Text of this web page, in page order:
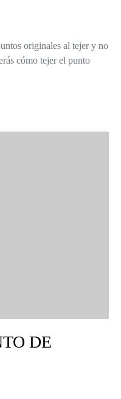
originales al tejer y no
cómo tejer el punto
DE